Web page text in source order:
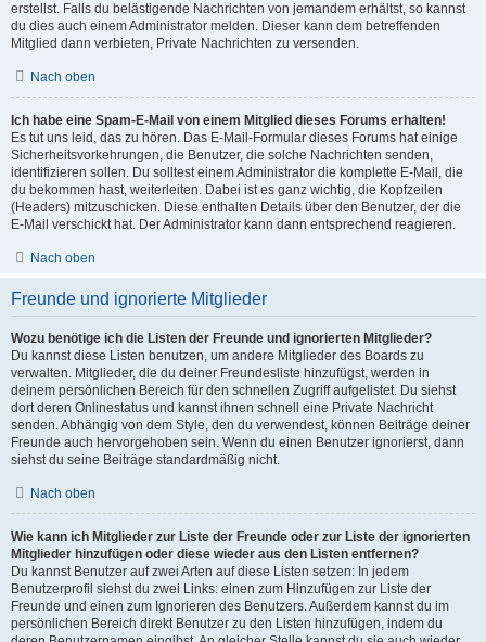
erstellst. Falls du belästigende Nachrichten von jemandem erhältst, so kannst
du dies auch einem Administrator melden. Dieser kann dem betreffenden
Mitglied dann verbieten, Private Nachrichten zu versenden.
Nach oben
Ich habe eine Spam-E-Mail von einem Mitglied dieses Forums erhalten!
Es tut uns leid, das zu hören. Das E-Mail-Formular dieses Forums hat einige
Sicherheitsvorkehrungen, die Benutzer, die solche Nachrichten senden,
identifizieren sollen. Du solltest einem Administrator die komplette E-Mail, die
du bekommen hast, weiterleiten. Dabei ist es ganz wichtig, die Kopfzeilen
(Headers) mitzuschicken. Diese enthalten Details über den Benutzer, der die
E-Mail verschickt hat. Der Administrator kann dann entsprechend reagieren.
Nach oben
Freunde und ignorierte Mitglieder
Wozu benötige ich die Listen der Freunde und ignorierten Mitglieder?
Du kannst diese Listen benutzen, um andere Mitglieder des Boards zu
verwalten. Mitglieder, die du deiner Freundesliste hinzufügst, werden in
deinem persönlichen Bereich für den schnellen Zugriff aufgelistet. Du siehst
dort deren Onlinestatus und kannst ihnen schnell eine Private Nachricht
senden. Abhängig von dem Style, den du verwendest, können Beiträge deiner
Freunde auch hervorgehoben sein. Wenn du einen Benutzer ignorierst, dann
siehst du seine Beiträge standardmäßig nicht.
Nach oben
Wie kann ich Mitglieder zur Liste der Freunde oder zur Liste der ignorierten
Mitglieder hinzufügen oder diese wieder aus den Listen entfernen?
Du kannst Benutzer auf zwei Arten auf diese Listen setzen: In jedem
Benutzerprofil siehst du zwei Links: einen zum Hinzufügen zur Liste der
Freunde und einen zum Ignorieren des Benutzers. Außerdem kannst du im
persönlichen Bereich direkt Benutzer zu den Listen hinzufügen, indem du